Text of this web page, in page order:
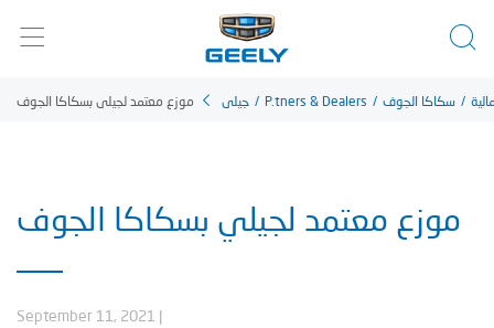
موزع معتمد لجيلي بسكاكا الجوف جيلي / P.tners & Dealers / / سكاكا الجوف
موزع معتمد لجيلي بسكاكا الجوف
September 11, 2021 |